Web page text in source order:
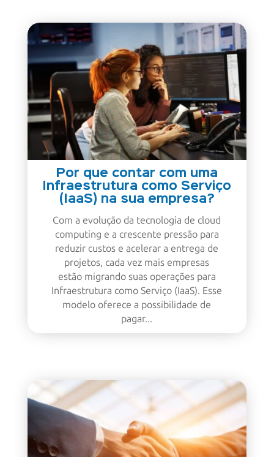
Por que contar com uma
Infraestrutura como Serviço
(IaaS) na sua empresa?
Com a evolução da tecnologia de cloud
computing e a crescente pressão para
reduzir custos e acelerar a entrega de
projetos, cada vez mais empresas
estão migrando suas operações para
Infraestrutura como Serviço (IaaS). Esse
modelo oferece a possibilidade de
pagar...